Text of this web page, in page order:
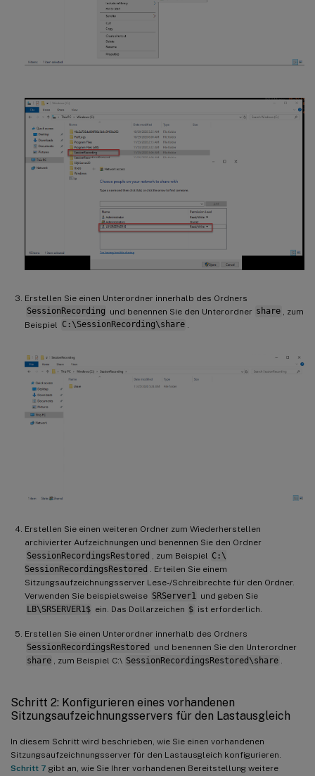
Erstellen Sie einen Unterordner innerhalb des Ordners
SessionRecording und benennen Sie den Unterordner share
, zum
Beispiel
C:\SessionRecording\share
Erstellen Sie einen weiteren Ordner zum Wiederherstellen
archivierter Aufzeichnungen und benennen Sie den Ordner
SessionRecordingsRestored , zum Beispiel C:\
SessionRecordingsRestored . Erteilen Sie einem
Sitzungsaufzeichnungsserver Lese-/Schreibrechte für den Ordner.
Verwenden Sie beispielsweise SRServer1 und geben Sie
LB\SRSERVER1$ ein. Das Dollarzeichen $ ist erforderlich.
Erstellen Sie einen Unterordner innerhalb des Ordners
SessionRecordingsRestored
und benennen Sie den Unterordner
share , zum Beispiel C:\ SessionRecordingsRestored\share .
Schritt 2: Konfigurieren eines vorhandenen
Sitzungsaufzeichnungsservers für den Lastausgleich
In diesem Schritt wird beschrieben, wie Sie einen vorhandenen
Sitzungsaufzeichnungsserver für den Lastausgleich konfigurieren.
Schritt 7 gibt an, wie Sie Ihrer vorhandenen Bereitstellung weitere